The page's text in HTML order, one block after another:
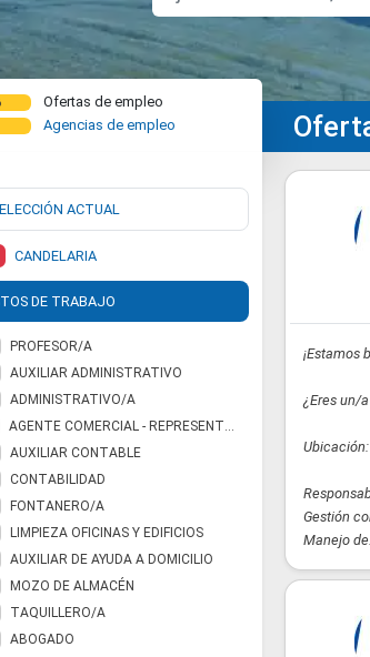
Ofertas de empleo
Agencias de empleo
ACTUAL
CANDELARIA
DE TRABAJO
PROFESOR/A
AUXILIAR ADMINISTRATIVO
ADMINISTRATIVO/A
AGENTE COMERCIAL - REPRESENTANTE
AUXILIAR CONTABLE
CONTABILIDAD
FONTANERO/A
LIMPIEZA OFICINAS Y EDIFICIOS
AUXILIAR DE AYUDA A DOMICILIO
MOZO DE ALMACÉN
TAQUILLERO/A
ABOGADO
¡Estamos
¿Eres un/
Gestión
Manejo